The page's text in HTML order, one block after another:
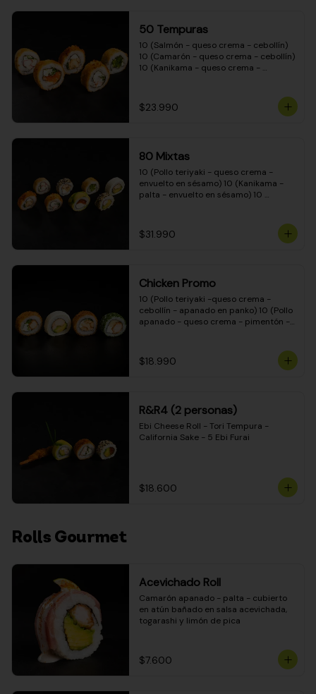
50 Tempuras
10 (Salmón - queso crema - cebollín)
10 (Camarón - queso crema - cebollín)
10 (Kanikama - queso crema -
crema - cebollín)
$23.990
80 Mixtas
10 (Pollo teriyaki - queso crema -
envuelto en sésamo) 10 (Kanikama -
palta - envuelto en sésamo) 10
envuelto en queso crema) 10
(Camarón - queso crema - cebollín -
teriyaki - queso crema - cebollín -
envuelto en masa tempura) 10
(Pimentón - queso crema - cebollín -
envuelto en masa tempura)
$31.990
Chicken Promo
10 (Pollo teriyaki -queso crema -
cebollín - apanado en panko) 10 (Pollo
apanado - queso crema - pimentón -
ciboulette) 10 (Pollo teriyaki - palta -
envuelto en queso crema)
$18.990
R&R4 (2 personas)
Ebi Cheese Roll - Tori Tempura -
California Sake - 5 Ebi Furai
$18.600
Rolls Gourmet
Acevichado Roll
Camarón apanado - palta - cubierto
en atún bañado en salsa acevichada,
togarashi y limón de pica
$7.600